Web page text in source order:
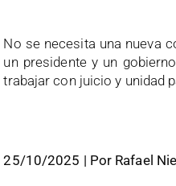
No se necesita una nueva
un presidente y un
trabajar con juicio y unidad
25/10/2025 | Por Rafael